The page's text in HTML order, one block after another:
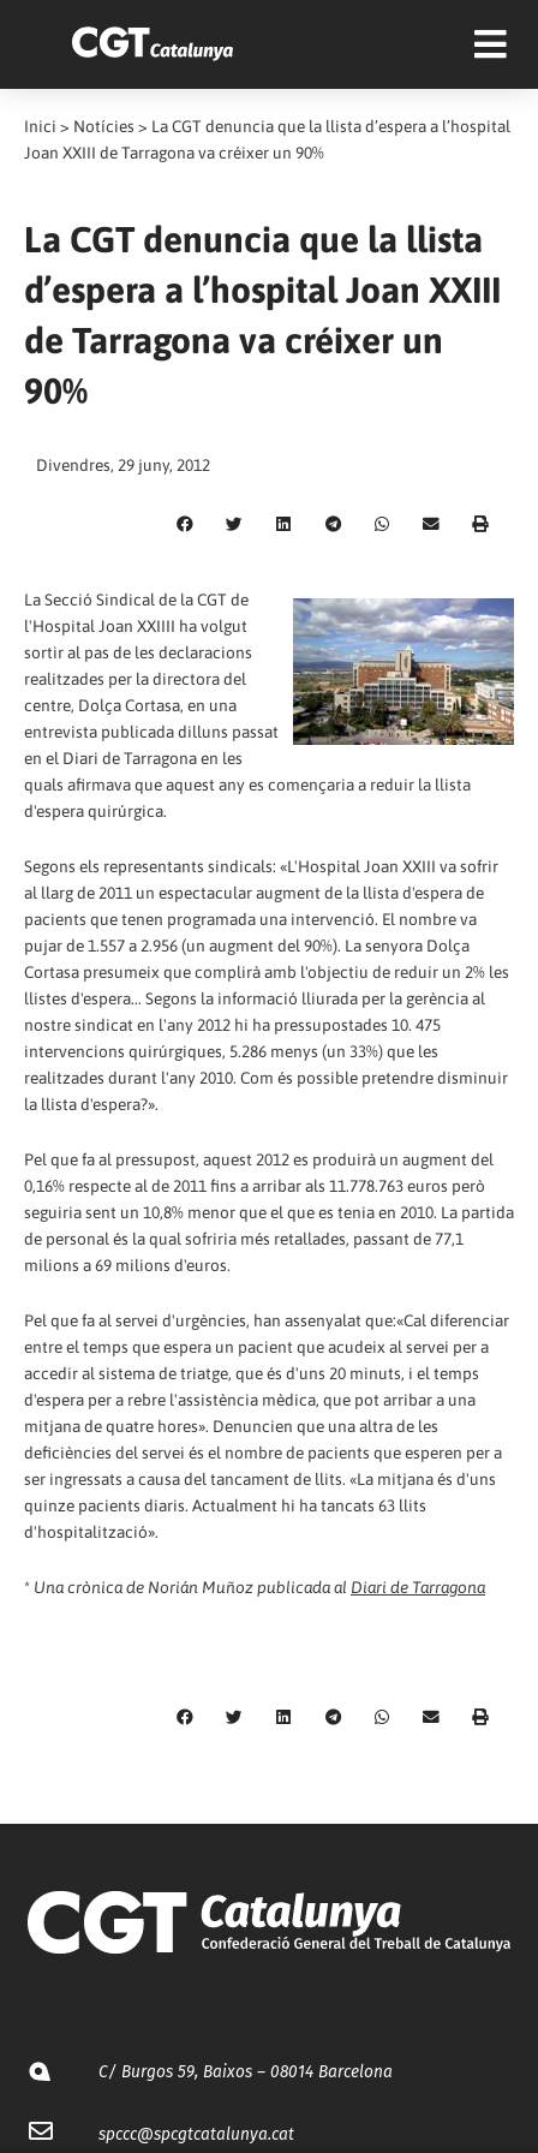
Inici > Notícies > La CGT denuncia que la llista d’espera a l’hospital
Joan XXIII de Tarragona va créixer un 90%
La CGT denuncia que la llista
d’espera a l’hospital Joan XXIII
de Tarragona va créixer un
90%
Divendres, 29 juny, 2012
La Secció Sindical de la CGT de
l'Hospital Joan XXIIII ha volgut
sortir al pas de les declaracions
realitzades per la directora del
centre, Dolça Cortasa, en una
entrevista publicada dilluns passat
en el Diari de Tarragona en les
quals afirmava que aquest any es començaria a reduir la llista
d'espera quirúrgica.
Segons els representants sindicals: «L'Hospital Joan XXIII va sofrir
al llarg de 2011 un espectacular augment de la llista d'espera de
pacients que tenen programada una intervenció. El nombre va
pujar de 1.557 a 2.956 (un augment del 90%). La senyora Dolça
Cortasa presumeix que complirà amb l'objectiu de reduir un 2% les
llistes d'espera... Segons la informació lliurada per la gerència al
nostre sindicat en l'any 2012 hi ha pressupostades 10. 475
intervencions quirúrgiques, 5.286 menys (un 33%) que les
realitzades durant l'any 2010. Com és possible pretendre disminuir
la llista d'espera?».
Pel que fa al pressupost, aquest 2012 es produirà un augment del
0,16% respecte al de 2011 fins a arribar als 11.778.763 euros però
seguiria sent un 10,8% menor que el que es tenia en 2010. La partida
de personal és la qual sofriria més retallades, passant de 77,1
milions a 69 milions d'euros.
Pel que fa al servei d'urgències, han assenyalat que:«Cal diferenciar
entre el temps que espera un pacient que acudeix al servei per a
accedir al sistema de triatge, que és d'uns 20 minuts, i el temps
d'espera per a rebre l'assistència mèdica, que pot arribar a una
mitjana de quatre hores». Denuncien que una altra de les
deficiències del servei és el nombre de pacients que esperen per a
ser ingressats a causa del tancament de llits. «La mitjana és d'uns
quinze pacients diaris. Actualment hi ha tancats 63 llits
d'hospitalització».
* Una crònica de Norián Muñoz publicada al Diari de Tarragona
C/ Burgos 59, Baixos – 08014 Barcelona
spccc@spcgtcatalunya.cat